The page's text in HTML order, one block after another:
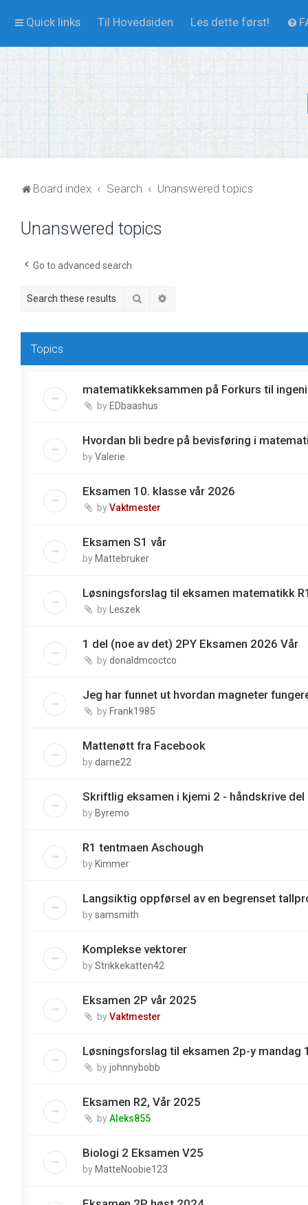
Quick links Til Hovedsiden Les dette først!
Board index Search Unanswered topics
Unanswered topics
Go to advanced search
Search
Topics
matematikkeksammen på Forkurs til
by EDbaashus
Hvordan bli bedre på bevisføring i
byValerie
Eksamen 10. klasse vår 2026
byVaktmester
Eksamen S1 vår
by Mattebruker
Løsningsforslag til eksamen matematikk
by Leszek
1 del (noe av det) 2PY Eksamen 2026 Vår
bydonaldmcoctco
Jeg har funnet ut hvordan magneter
by Frank1985
Mattenøtt fra Facebook
bydarne22
Skriftlig eksamen i kjemi 2 - håndskrive del
by Byremo
R1 tentmaen Aschough
by Kimmer
Langsiktig oppførsel av en begrenset
bysamsmith
Komplekse vektorer
byStrikkekatten42
Eksamen 2P vår 2025
byVaktmester
Løsningsforslag til eksamen 2p-y mandag
byjohnnybobb
Eksamen R2, Vår 2025
byAleks855
Biologi 2 Eksamen V25
by MatteNoobie123